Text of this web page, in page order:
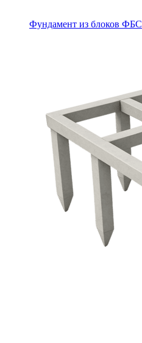
Фундамент из блоков ФБС